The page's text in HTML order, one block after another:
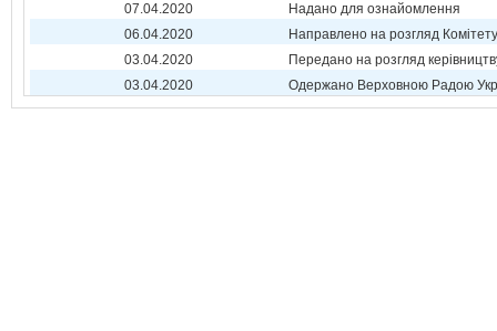
07.04.2020
Надано для ознайомлення
06.04.2020
Направлено на розгляд Комітету
03.04.2020
Передано на розгляд
03.04.2020
Одержано Верховною Радою